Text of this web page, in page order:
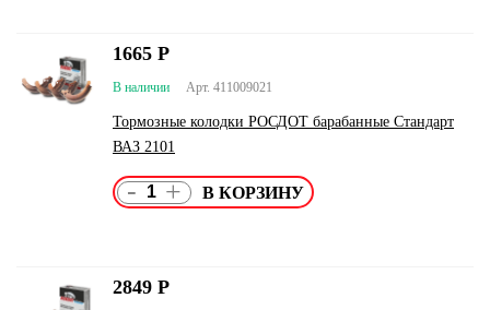
Арт. 411009021
В наличии
Тормозные колодки РОСДОТ барабанные Стандарт
ВАЗ 2101
1665 Р
- +
2849 Р